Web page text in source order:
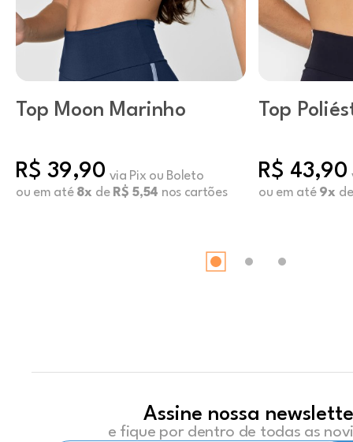
Top Moon Marinho
R$ 39,90 via Pix ou Boleto
ou em até 8x de R$ 5,54 nos cartões
Top
R$ 43,90
ou em até 9x
Assine nossa
e fique por dentro de todas as